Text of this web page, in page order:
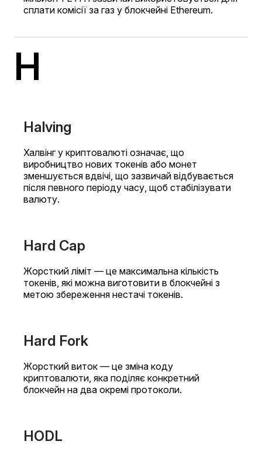
сплати комісії за газ у блокчейні Ethereum.
H
Halving
Халвінг у криптовалюті означає, що
виробництво нових токенів або монет
зменшується вдвічі, що зазвичай відбувається
після певного періоду часу, щоб стабілізувати
валюту.
Hard Cap
Жорсткий ліміт — це максимальна кількість
токенів, які можна виготовити в блокчейні з
метою збереження нестачі токенів.
Hard Fork
Жорсткий виток — це зміна коду
криптовалюти, яка поділяє конкретний
блокчейн на два окремі протоколи.
HODL